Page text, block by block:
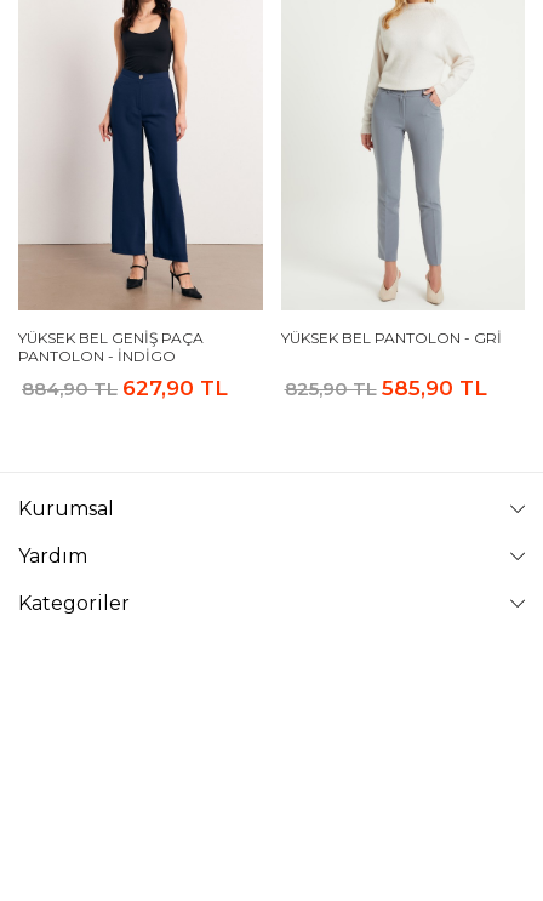
YÜKSEK BEL GENIŞ PAÇA
PANTOLON - İNDIGO
884,90 TL 627,90 TL
YÜKSEK BEL PANTOLON - GRI
825,90 TL 585,90 TL
Kurumsal
Yardım
Kategoriler